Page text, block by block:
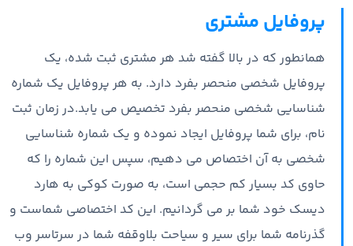
پروفایل مشتری
همانطور که در بالا گفته شد هر مشتری ثبت شده، یک
پروفایل شخصی منحصر بفرد دارد. به هر پروفایل یک شماره
شناسایی شخصی منحصر بفرد تخصیص می یابد.در زمان ثبت
نام، برای شما پروفایل ایجاد نموده و یک شماره شناسایی
شخصی به آن اختصاص می دهیم، سپس این شماره را که
حاوی کد بسیار کم حجمی است،‌ به صورت کوکی به هارد
دیسک خود شما بر می گردانیم. این کد اختصاصی شماست و
گذرنامه شما برای سیر و سیاحت بلاوقفه شما در سرتاسر وب